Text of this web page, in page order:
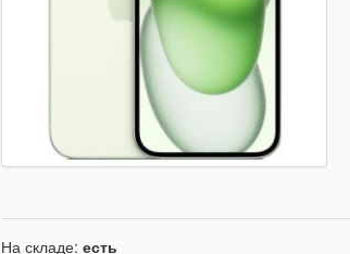
На складе: есть